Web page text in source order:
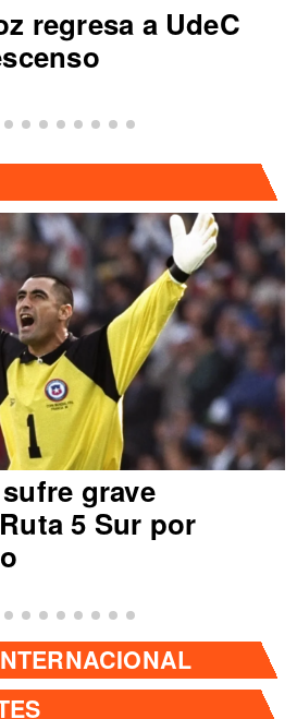
Colo rompe
Primera al vencer a
grave
5 Sur por